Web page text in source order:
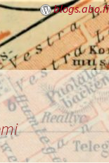
blogs.abo.fi